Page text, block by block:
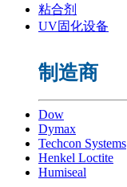
粘合剂
UV固化设备
制造商
Dow
Dymax
Techcon Systems
Henkel Loctite
Humiseal